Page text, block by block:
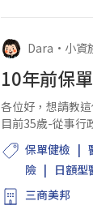
Dara • 小資
10年前保
各位好，想請教
目前35歲-從事行
繳費至今，目前
保單健檢
險
日額型
三商美邦